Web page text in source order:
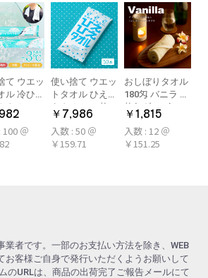
て ウエッ
ル 冷ひや
タオル
パック
冷感タオ
包装 日
100 ＠
使い捨て ウエッ
トタオル ひえひ
えタオル 50枚
冷感タオル ミン
ト アロマおしぼ
り
￥7,986
入数 : 50 ＠
￥159.71
おしぼりタオル
180匁 バニラ 12
枚(1ダース)
￥1,815
入数 : 12 ＠
￥151.25
業者です。一部のお支払い方法を除き、WEB
お客様ご自身で発行いただくようお願いして
のURLは、商品の出荷完了ご報告メールにて